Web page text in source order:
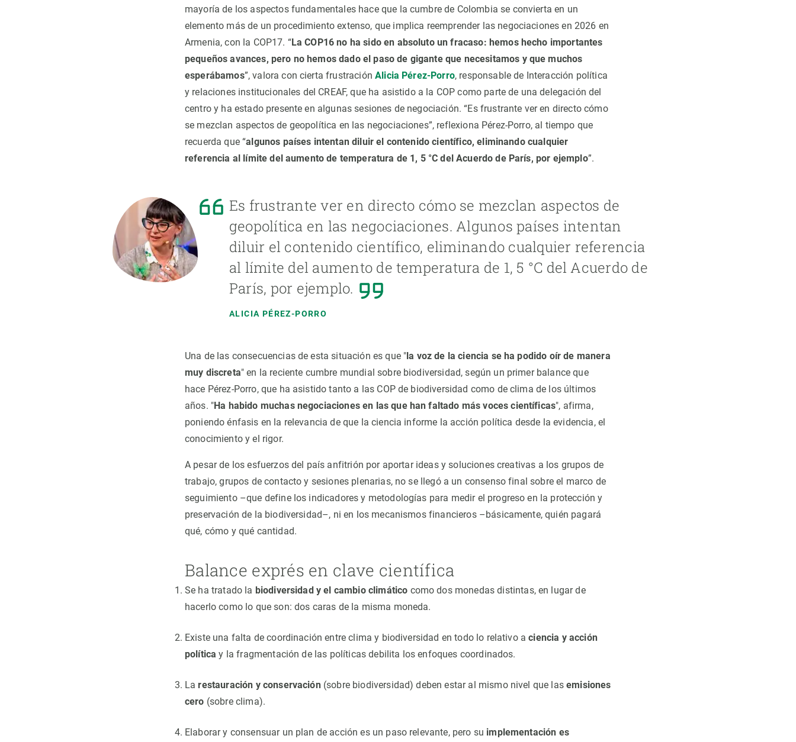
mayoría de los aspectos fundamentales hace que la cumbre de Colombia se convierta en un
elemento más de un procedimiento extenso, que implica reemprender las negociaciones en 2026 en
Armenia, con la COP17. “La COP16 no ha sido en absoluto un fracaso: hemos hecho importantes
pequeños avances, pero no hemos dado el paso de gigante que necesitamos y que muchos
esperábamos”, valora con cierta frustraciónAlicia Pérez-Porro, responsable de Interacción política
y relaciones institucionales del CREAF, que ha asistido a la COP como parte de una delegación del
centro y ha estado presente en algunas sesiones de negociación. “Es frustrante ver en directo cómo
se mezclan aspectos de geopolítica en las negociaciones”, reflexiona Pérez-Porro, al tiempo que
recuerda que “algunos países intentan diluir el contenido científico, eliminando cualquier
referencia al límite del aumento de temperatura de 1, 5 °C del Acuerdo de París, por ejemplo”.
Es frustrante ver en directo cómo se mezclan aspectos de
geopolítica en las negociaciones. Algunos países intentan
diluir el contenido científico, eliminando cualquier referencia
al límite del aumento de temperatura de 1, 5 °C del Acuerdo de
París, por ejemplo.
ALICIA PÉREZ-PORRO
Una de las consecuencias de esta situación es que "la voz de la ciencia se ha podido oír de manera
muy discreta" en la reciente cumbre mundial sobre biodiversidad, según un primer balance que
hace Pérez-Porro, que ha asistido tanto a las COP de biodiversidad como de clima de los últimos
años. "Ha habido muchas negociaciones en las que han faltado más voces científicas", afirma,
poniendo énfasis en la relevancia de que la ciencia informe la acción política desde la evidencia, el
conocimiento y el rigor.
A pesar de los esfuerzos del país anfitrión por aportar ideas y soluciones creativas a los grupos de
trabajo, grupos de contacto y sesiones plenarias, no se llegó a un consenso final sobre el marco de
seguimiento –que define los indicadores y metodologías para medir el progreso en la protección y
preservación de la biodiversidad–, ni en los mecanismos financieros –básicamente, quién pagará
qué, cómo y qué cantidad.
Balance exprés en clave científica
Se ha tratado la biodiversidad y el cambio climático como dos monedas distintas, en lugar de
hacerlo como lo que son: dos caras de la misma moneda.
Existe una falta de coordinación entre clima y biodiversidad en todo lo relativo aciencia y acción
política y la fragmentación de las políticas debilita los enfoques coordinados.
Larestauración y conservación(sobre biodiversidad) deben estar al mismo nivel que lasemisiones
cero (sobre clima).
Elaborar y consensuar un plan de acción es un paso relevante, pero su implementación es